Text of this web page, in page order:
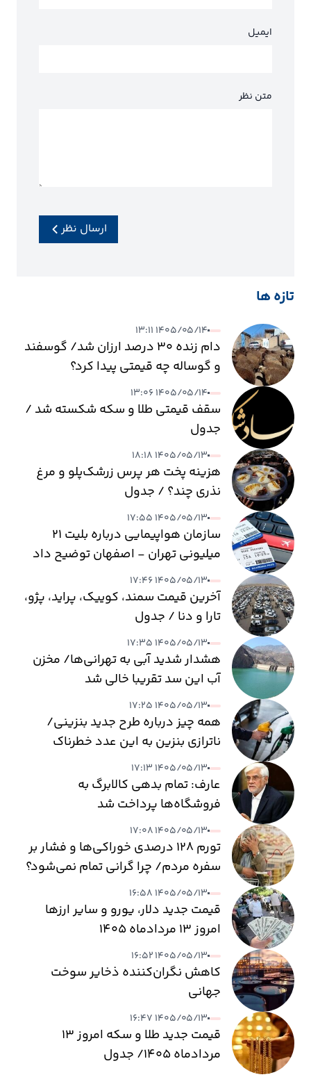
ایمیل
متن نظر
ارسال نظر
تازه ها
۱۴۰۵/۰۵/۱۴ ۱۳:۱۱
دام زنده ۳۰ درصد ارزان شد/ گوسفند
و گوساله چه قیمتی پیدا کرد؟
۱۴۰۵/۰۵/۱۴ ۱۳:۰۶
سقف قیمتی طلا و سکه شکسته شد /
جدول
۱۴۰۵/۰۵/۱۳ ۱۸:۱۸
هزینه پخت هر پرس زرشک‌پلو و مرغ
نذری چند؟ / جدول
۱۴۰۵/۰۵/۱۳ ۱۷:۵۵
سازمان هواپیمایی درباره بلیت ۲۱
میلیونی تهران - اصفهان توضیح داد
۱۴۰۵/۰۵/۱۳ ۱۷:۴۶
آخرین قیمت سمند، کوییک، پراید، پژو،
تارا و دنا / جدول
۱۴۰۵/۰۵/۱۳ ۱۷:۳۵
هشدار شدید آبی به تهرانی‌ها/ مخزن
آب این سد تقریبا خالی شد
۱۴۰۵/۰۵/۱۳ ۱۷:۲۵
همه چیز درباره طرح جدید بنزینی/
ناترازی بنزین به این عدد خطرناک
می‌رسد
۱۴۰۵/۰۵/۱۳ ۱۷:۱۳
عارف: تمام بدهی کالابرگ به
فروشگاه‌ها پرداخت شد
۱۴۰۵/۰۵/۱۳ ۱۷:۰۸
تورم ۱۲۸ درصدی خوراکی‌ها و فشار بر
سفره مردم/ چرا گرانی تمام نمی‌شود؟
۱۴۰۵/۰۵/۱۳ ۱۶:۵۸
قیمت جدید دلار، یورو و سایر ارزها
امروز ۱۳ مردادماه ۱۴۰۵
۱۴۰۵/۰۵/۱۳ ۱۶:۵۲
کاهش نگران‌کننده ذخایر سوخت
جهانی
۱۴۰۵/۰۵/۱۳ ۱۶:۴۷
قیمت جدید طلا و سکه امروز ۱۳
مردادماه ۱۴۰۵/ جدول